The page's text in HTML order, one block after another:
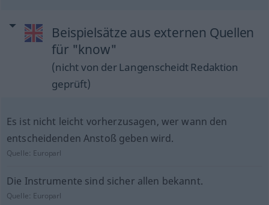
Beispielsätze aus externen Quellen
für "know"
(nicht von der Langenscheidt Redaktion
geprüft)
Es ist nicht leicht vorherzusagen, wer wann den
entscheidenden Anstoß geben wird.
Quelle: Europarl
Die Instrumente sind sicher allen bekannt.
Quelle: Europarl